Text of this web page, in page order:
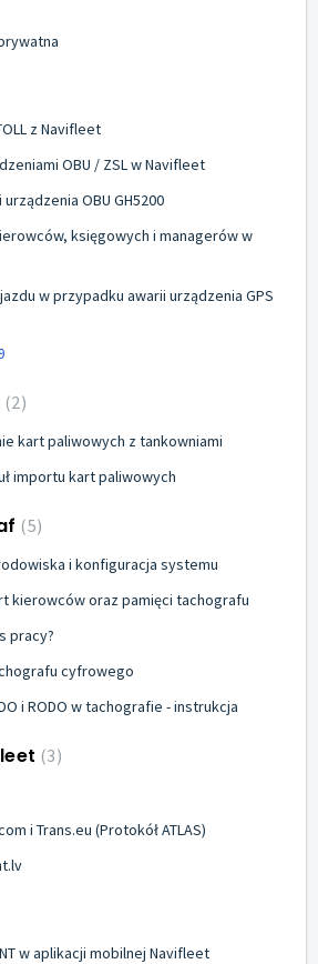
z Navifleet
OBU / ZSL w Navifleet
OBU GH5200
księgowych i managerów w
w przypadku awarii urządzenia GPS
2
kart paliwowych z tankowniami
importu kart paliwowych
5
i konfiguracja systemu
kierowców oraz pamięci tachografu
pracy?
cyfrowego
i RODO w tachografie - instrukcja
3
i Trans.eu (Protokół ATLAS)
w aplikacji mobilnej Navifleet